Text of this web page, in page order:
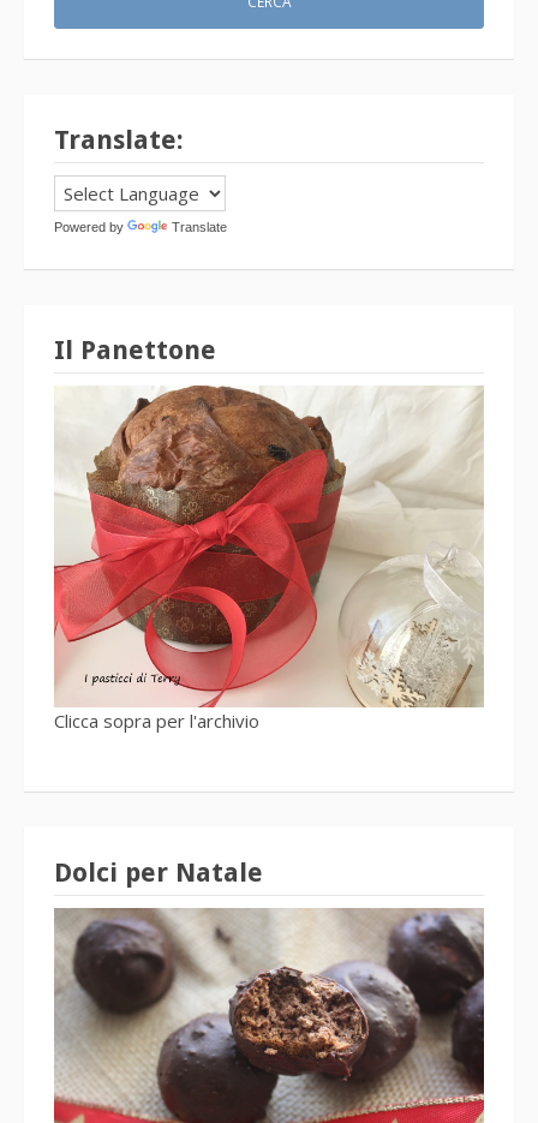
Translate:
Powered by Translate
Il Panettone
Clicca sopra per l'archivio
Dolci per Natale